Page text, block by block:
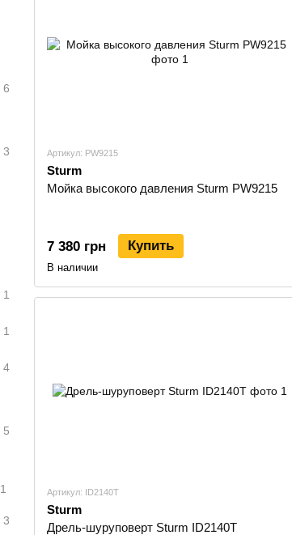
Артикул: PW9215
Sturm
Мойка высокого давления Sturm PW9215
7 380 грн Купить
В наличии
Артикул: ID2140T
Sturm
Дрель-шуруповерт Sturm ID2140T
6
3
1
1
4
5
1
3